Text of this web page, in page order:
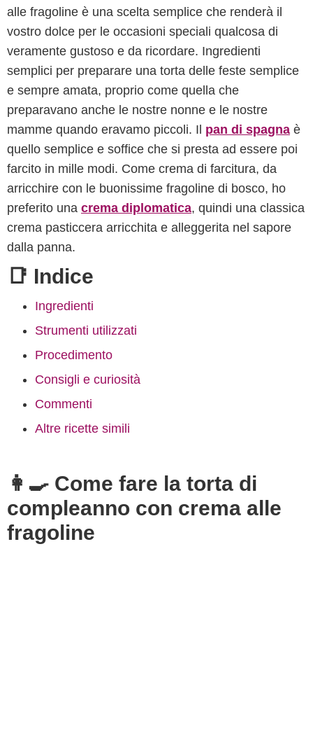
alle fragoline è una scelta semplice che renderà il
vostro dolce per le occasioni speciali qualcosa di
veramente gustoso e da ricordare. Ingredienti
semplici per preparare una torta delle feste semplice
e sempre amata, proprio come quella che
preparavano anche le nostre nonne e le nostre
mamme quando eravamo piccoli. Il pan di spagna è
quello semplice e soffice che si presta ad essere poi
farcito in mille modi. Come crema di farcitura, da
arricchire con le buonissime fragoline di bosco, ho
preferito una crema diplomatica, quindi una classica
crema pasticcera arricchita e alleggerita nel sapore
dalla panna.
📑 Indice
Ingredienti
Strumenti utilizzati
Procedimento
Consigli e curiosità
Commenti
Altre ricette simili
👩‍🍳 Come fare la torta di
compleanno con crema alle
fragoline